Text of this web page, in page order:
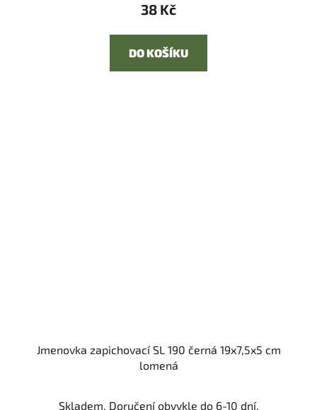
38 Kč
DO KOŠÍKU
Jmenovka zapichovací SL 190 černá 19x7,5x5 cm
lomená
Skladem. Doručení obvykle do 6-10 dní.